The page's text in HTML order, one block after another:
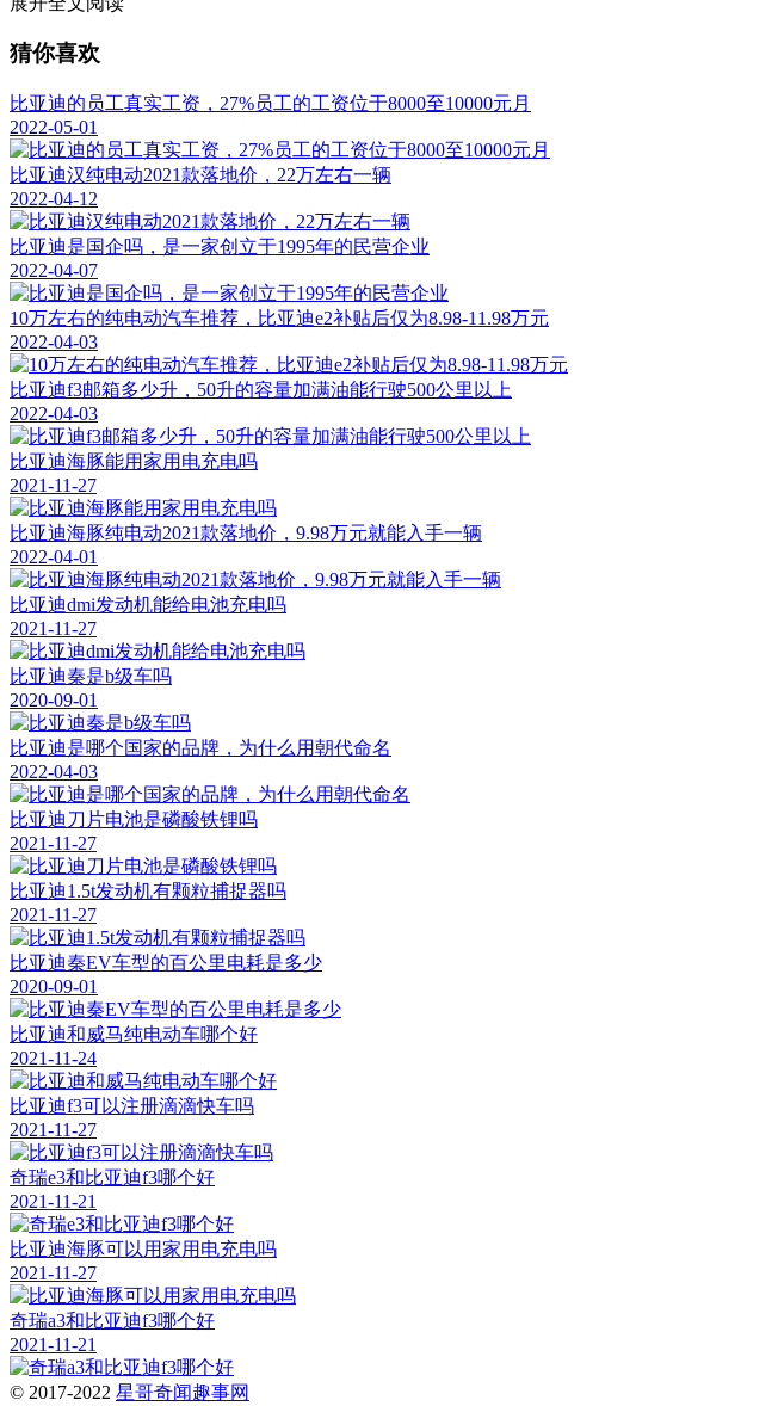
猜你喜欢
比亚迪的员工真实工资，27%员工的工资位于8000至10000元月
2022-05-01
比亚迪汉纯电动2021款落地价，22万左右一辆
2022-04-12
比亚迪是国企吗，是一家创立于1995年的民营企业
2022-04-07
10万左右的纯电动汽车推荐，比亚迪e2补贴后仅为8.98-11.98万元
2022-04-03
比亚迪f3邮箱多少升，50升的容量加满油能行驶500公里以上
2022-04-03
比亚迪海豚能用家用电充电吗
2021-11-27
比亚迪海豚纯电动2021款落地价，9.98万元就能入手一辆
2022-04-01
比亚迪dmi发动机能给电池充电吗
2021-11-27
比亚迪秦是b级车吗
2020-09-01
比亚迪是哪个国家的品牌，为什么用朝代命名
2022-04-03
比亚迪刀片电池是磷酸铁锂吗
2021-11-27
比亚迪1.5t发动机有颗粒捕捉器吗
2021-11-27
比亚迪秦EV车型的百公里电耗是多少
2020-09-01
比亚迪和威马纯电动车哪个好
2021-11-24
比亚迪f3可以注册滴滴快车吗
2021-11-27
奇瑞e3和比亚迪f3哪个好
2021-11-21
比亚迪海豚可以用家用电充电吗
2021-11-27
奇瑞a3和比亚迪f3哪个好
2021-11-21
© 2017-2022 星哥奇闻趣事网